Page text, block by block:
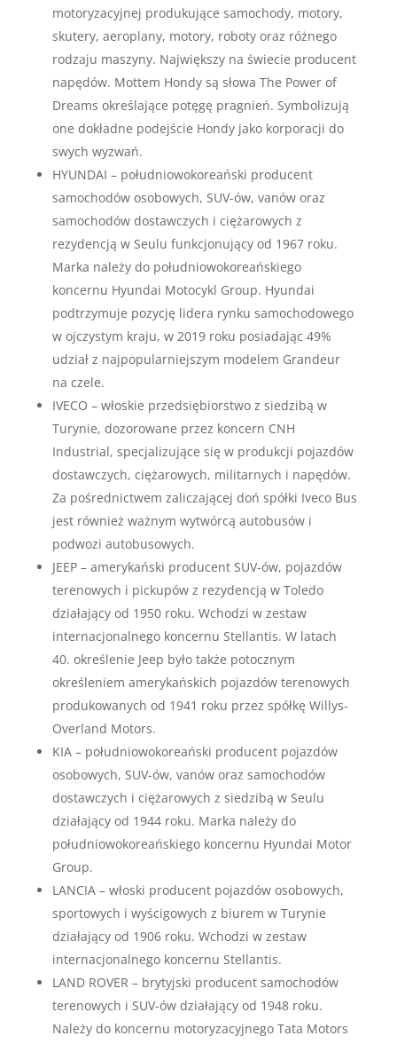
motoryzacyjnej produkujące samochody, motory,
skutery, aeroplany, motory, roboty oraz różnego
rodzaju maszyny. Największy na świecie producent
napędów. Mottem Hondy są słowa The Power of
Dreams określające potęgę pragnień. Symbolizują
one dokładne podejście Hondy jako korporacji do
swych wyzwań.
HYUNDAI – południowokoreański producent
samochodów osobowych, SUV-ów, vanów oraz
samochodów dostawczych i ciężarowych z
rezydencją w Seulu funkcjonujący od 1967 roku.
Marka należy do południowokoreańskiego
koncernu Hyundai Motocykl Group. Hyundai
podtrzymuje pozycję lidera rynku samochodowego
w ojczystym kraju, w 2019 roku posiadając 49%
udział z najpopularniejszym modelem Grandeur
na czele.
IVECO – włoskie przedsiębiorstwo z siedzibą w
Turynie, dozorowane przez koncern CNH
Industrial, specjalizujące się w produkcji pojazdów
dostawczych, ciężarowych, militarnych i napędów.
Za pośrednictwem zaliczającej doń spółki Iveco Bus
jest również ważnym wytwórcą autobusów i
podwozi autobusowych.
JEEP – amerykański producent SUV-ów, pojazdów
terenowych i pickupów z rezydencją w Toledo
działający od 1950 roku. Wchodzi w zestaw
internacjonalnego koncernu Stellantis. W latach
40. określenie Jeep było także potocznym
określeniem amerykańskich pojazdów terenowych
produkowanych od 1941 roku przez spółkę Willys-
Overland Motors.
KIA – południowokoreański producent pojazdów
osobowych, SUV-ów, vanów oraz samochodów
dostawczych i ciężarowych z siedzibą w Seulu
działający od 1944 roku. Marka należy do
południowokoreańskiego koncernu Hyundai Motor
Group.
LANCIA – włoski producent pojazdów osobowych,
sportowych i wyścigowych z biurem w Turynie
działający od 1906 roku. Wchodzi w zestaw
internacjonalnego koncernu Stellantis.
LAND ROVER – brytyjski producent samochodów
terenowych i SUV-ów działający od 1948 roku.
Należy do koncernu motoryzacyjnego Tata Motors